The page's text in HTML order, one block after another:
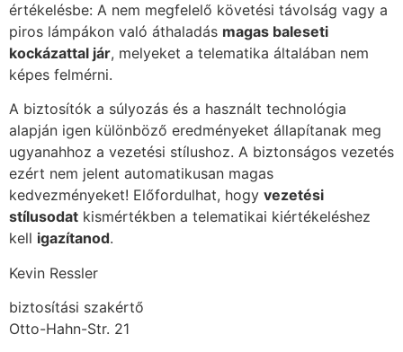
értékelésbe: A nem megfelelő követési távolság vagy a
piros lámpákon való áthaladás magas baleseti
kockázattal jár, melyeket a telematika általában nem
képes felmérni.
A biztosítók a súlyozás és a használt technológia
alapján igen különböző eredményeket állapítanak meg
ugyanahhoz a vezetési stílushoz. A biztonságos vezetés
ezért nem jelent automatikusan magas
kedvezményeket! Előfordulhat, hogy vezetési
stílusodat kismértékben a telematikai kiértékeléshez
kell igazítanod.
Kevin Ressler
biztosítási szakértő
Otto-Hahn-Str. 21